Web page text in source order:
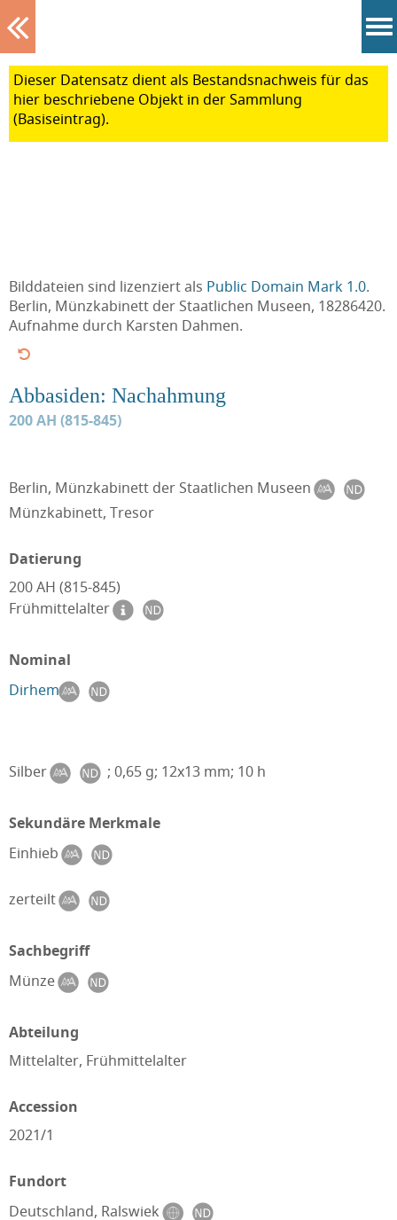
Dieser Datensatz dient als Bestandsnachweis für das
hier beschriebene Objekt in der Sammlung
(Basiseintrag).
Bilddateien sind lizenziert als Public Domain Mark 1.0.
Berlin, Münzkabinett der Staatlichen Museen, 18286420.
Aufnahme durch Karsten Dahmen.
Abbasiden: Nachahmung
200 AH (815-845)
Berlin, Münzkabinett der Staatlichen Museen
Münzkabinett, Tresor
Datierung
200 AH (815-845)
Frühmittelalter
Nominal
Dirhem
Silber ; 0,65 g; 12x13 mm; 10 h
Sekundäre Merkmale
Einhieb
zerteilt
Sachbegriff
Münze
Abteilung
Mittelalter, Frühmittelalter
Accession
2021/1
Fundort
Deutschland, Ralswiek